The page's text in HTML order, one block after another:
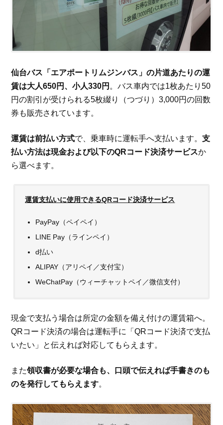
仙台バス「エアポートリムジンバス」の片道あたりの運
賃は大人650円、小人330円 。バス車内では1枚あたり50
円の割引が受けられる5枚綴り（つづり）3,000円の回数
券も販売されています。
運賃は前払い方式で、乗車時に運転手へ支払います。支
払い方法は現金および以下のQRコード決済サービスか
ら選べます。
運賃支払いに使用できるQRコード決済サービス
PayPay（ペイペイ）
LINE Pay（ラインペイ）
d払い
ALIPAY（アリペイ／支付宝）
WeChatPay（ウィーチャットペイ／微信支付）
現金で支払う場合は所定の金額を備え付けの運賃箱へ。
QRコード決済の場合は運転手に「QRコード決済で支払
いたい」と伝えれば対応してもらえます。
また領収書が必要な場合も、口頭で伝えれば手書きのも
のを発行してもらえます。